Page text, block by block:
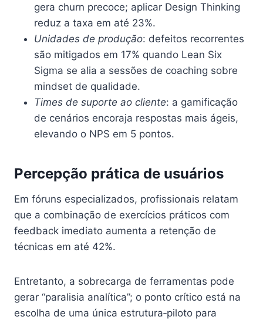
gera churn precoce; aplicar Design Thinking
reduz a taxa em até 23%.
Unidades de produção: defeitos recorrentes
são mitigados em 17% quando Lean Six
Sigma se alia a sessões de coaching sobre
mindset de qualidade.
Times de suporte ao cliente: a gamificação
de cenários encoraja respostas mais ágeis,
elevando o NPS em 5 pontos.
Percepção prática de usuários
Em fóruns especializados, profissionais relatam
que a combinação de exercícios práticos com
feedback imediato aumenta a retenção de
técnicas em até 42%.
Entretanto, a sobrecarga de ferramentas pode
gerar “paralisia analítica”; o ponto crítico está na
escolha de uma única estrutura‑piloto para